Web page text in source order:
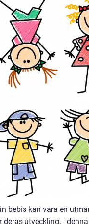
bebis kan vara en
utveckling. I